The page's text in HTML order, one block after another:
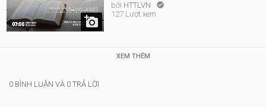

bởi HTTLVN 
127 Lượt xem
XEM THÊM
0 BÌNH LUẬN VÀ 0 TRẢ LỜI